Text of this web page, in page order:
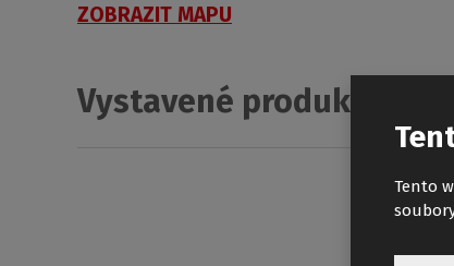
ZOBRAZIT MAPU
Vystavené produkty
Tento